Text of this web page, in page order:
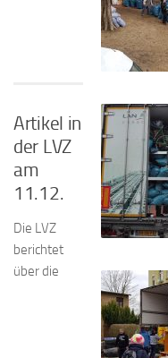
Artikel in
der LVZ
am
11.12.
Die LVZ
berichtet
über die